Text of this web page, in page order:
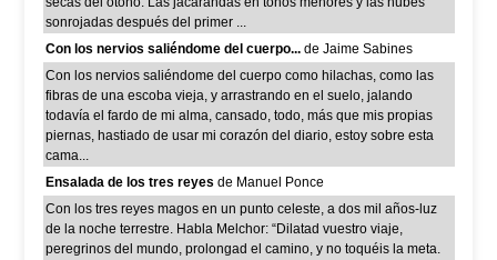
sonrojadas después del primer ...
Con los nervios saliéndome del cuerpo... de Jaime Sabines
Con los nervios saliéndome del cuerpo como hilachas, como las
fibras de una escoba vieja, y arrastrando en el suelo, jalando
todavía el fardo de mi alma, cansado, todo, más que mis propias
piernas, hastiado de usar mi corazón del diario, estoy sobre esta
cama...
Ensalada de los tres reyes de Manuel Ponce
Con los tres reyes magos en un punto celeste, a dos mil años-luz
de la noche terrestre. Habla Melchor: “Dilatad vuestro viaje,
peregrinos del mundo, prolongad el camino, y no toquéis la meta.